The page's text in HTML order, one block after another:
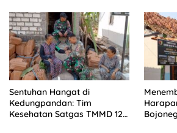
Sentuhan Hangat di
Kedungpandan: Tim
Kesehatan Satgas TMMD 129